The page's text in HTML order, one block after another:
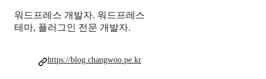
워드프레스 개발자. 워드프레스
테마, 플러그인 전문 개발자.
https://blog.changwoo.pe.kr